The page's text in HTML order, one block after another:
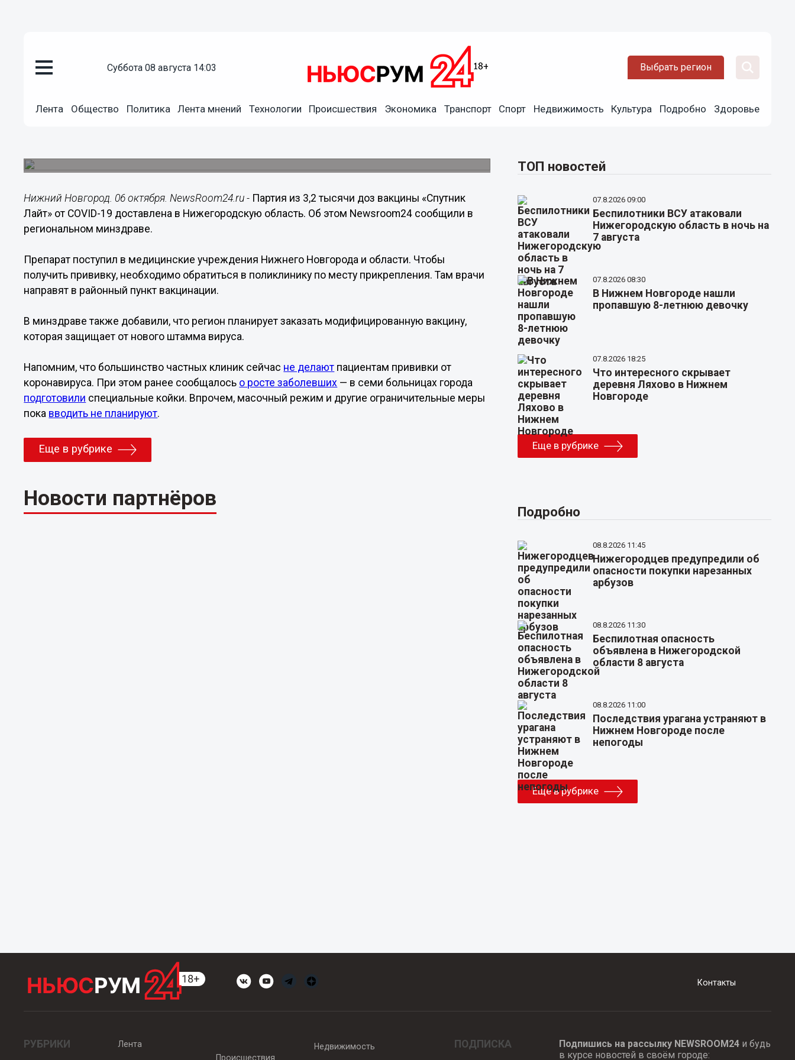
суббота 08 августа 14:03 Выбрать регион
Лента Общество Политика Лента мнений Технологии Происшествия Экономика Транспорт Спорт Недвижимость Культура Подробно Здоровье
Нижегородская область получила 3200 доз вакцины
Нижний Новгород. 06 октября. NewsRoom24.ru - Партия из 3,2 тысячи доз вакцины «Спутник
Лайт» от СOVID-19 доставлена в Нижегородскую область. Об этом Newsroom24 сообщили в
региональном минздраве.
Препарат поступил в медицинские учреждения Нижнего Новгорода и области. Чтобы
получить прививку, необходимо обратиться в поликлинику по месту прикрепления. Там врачи
направят в районный пункт вакцинации.
В минздраве также добавили, что регион планирует заказать модифицированную вакцину,
которая защищает от нового штамма вируса.
Напомним, что большинство частных клиник сейчас не делают пациентам прививки от
коронавируса. При этом ранее сообщалось о росте заболевших — в семи больницах города
подготовили специальные койки. Впрочем, масочный режим и другие ограничительные меры
пока вводить не планируют.
Еще в рубрике
Новости партнёров
ТОП новостей
07.8.2026 09:00
Беспилотники ВСУ атаковали
Нижегородскую область в ночь на
7 августа
07.8.2026 08:30
В Нижнем Новгороде нашли
пропавшую 8-летнюю девочку
07.8.2026 18:25
Что интересного скрывает
деревня Ляхово в Нижнем
Новгороде
Еще в рубрике
Подробно
08.8.2026 11:45
Нижегородцев предупредили об
опасности покупки нарезанных
арбузов
08.8.2026 11:30
Беспилотная опасность
объявлена в Нижегородской
области 8 августа
08.8.2026 11:00
Последствия урагана устраняют в
Нижнем Новгороде после
непогоды
Еще в рубрике
Контакты
РУБРИКИ
Лента
Происшествия
Недвижимость ПОДПИСКА Подпишись на рассылку NEWSROOM24и будь
в курсе новостей в своём городе: